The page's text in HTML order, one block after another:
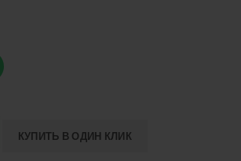
КУПИТЬ В ОДИН КЛИК